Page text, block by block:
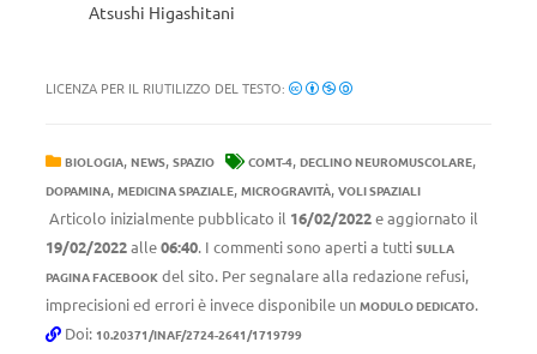
Atsushi Higashitani
LICENZA PER IL RIUTILIZZO DEL TESTO:
BIOLOGIA, NEWS, SPAZIO COMT-4, DECLINO NEUROMUSCOLARE,
DOPAMINA, MEDICINA SPAZIALE, MICROGRAVITÀ, VOLI SPAZIALI
Articolo inizialmente pubblicato il 16/02/2022e aggiornato il
19/02/2022alle06:40. I commenti sono aperti a tutti SULLA
PAGINA FACEBOOK del sito. Per segnalare alla redazione refusi,
imprecisioni ed errori è invece disponibile un MODULO DEDICATO.
Doi: 10.20371/INAF/2724-2641/1719799